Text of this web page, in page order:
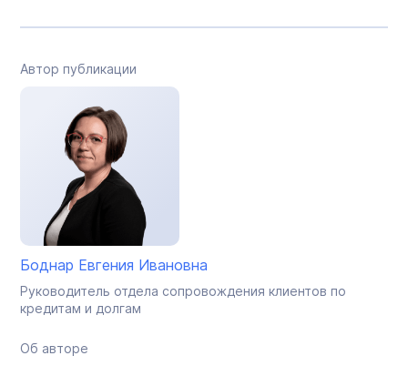
Автор публикации
Боднар Евгения Ивановна
Руководитель отдела сопровождения клиентов по
кредитам и долгам
Об авторе